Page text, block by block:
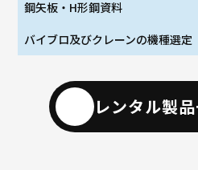
鋼矢板・H形鋼資料
バイブロ及びクレーンの機種選定
レンタル製